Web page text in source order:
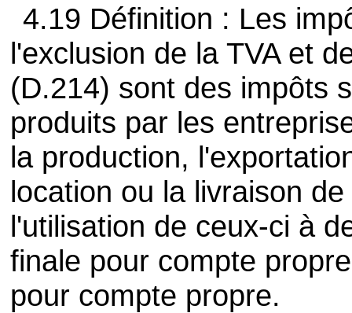
4.19 Définition : Les
l'exclusion de la TVA et
(D.214) sont des impôts
produits par les
la production,
location ou la livraison
l'utilisation de ceux-ci à
finale pour compte
pour compte propre.